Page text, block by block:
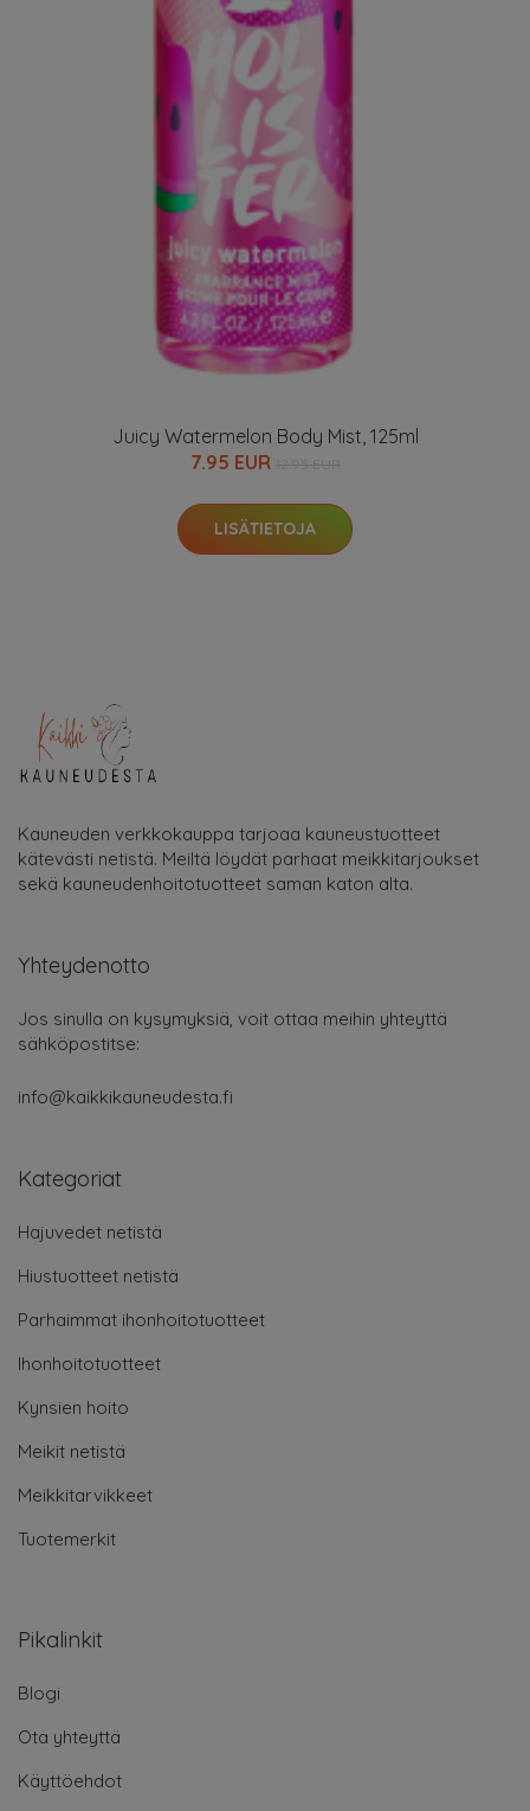
Juicy Watermelon Body Mist, 125ml
7.95 EUR
LISÄTIETOJA
Kauneuden verkkokauppa tarjoaa kauneustuotteet
kätevästi netistä. Meiltä löydät parhaat meikkitarjoukset
sekä kauneudenhoitotuotteet saman katon alta.
Yhteydenotto
Jos sinulla on kysymyksiä, voit ottaa meihin yhteyttä
sähköpostitse:
info@kaikkikauneudesta.fi
Kategoriat
Hajuvedet netistä
Hiustuotteet netistä
Parhaimmat ihonhoitotuotteet
Ihonhoitotuotteet
Kynsien hoito
Meikit netistä
Meikkitarvikkeet
Tuotemerkit
Pikalinkit
Blogi
Ota yhteyttä
Käyttöehdot